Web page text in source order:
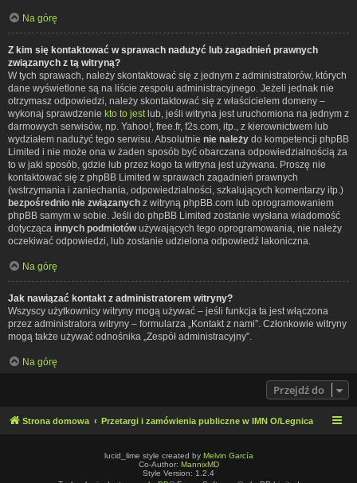
Na górę
Z kim się kontaktować w sprawach nadużyć lub zagadnień prawnych
związanych z tą witryną?
W tych sprawach, należy skontaktować się z jednym z administratorów, których
dane wyświetlone są na liście zespołu administracyjnego. Jeżeli jednak nie
otrzymasz odpowiedzi, należy skontaktować się z właścicielem domeny –
wykonaj sprawdzenie kto to jest lub, jeśli witryna jest uruchomiona na jednym z
darmowych serwisów, np. Yahoo!, free.fr, f2s.com, itp., z kierownictwem lub
wydziałem nadużyć tego serwisu. Absolutnie nie należy do kompetencji phpBB
Limited i nie może ona w żaden sposób być obarczana odpowiedzialnością za
to w jaki sposób, gdzie lub przez kogo ta witryna jest używana. Proszę nie
kontaktować się z phpBB Limited w sprawach zagadnień prawnych
(wstrzymania i zaniechania, odpowiedzialności, szkalujących komentarzy itp.)
bezpośrednio nie związanych z witryną phpBB.com lub oprogramowaniem
phpBB samym w sobie. Jeśli do phpBB Limited zostanie wysłana wiadomość
dotycząca innych podmiotówużywających tego oprogramowania, nie należy
oczekiwać odpowiedzi, lub zostanie udzielona odpowiedź lakoniczna.
Na górę
Jak nawiązać kontakt z administratorem witryny?
Wszyscy użytkownicy witryny mogą używać – jeśli funkcja ta jest włączona
przez administratora witryny – formularza „Kontakt z nami”. Członkowie witryny
mogą także używać odnośnika „Zespół administracyjny”.
Na górę
Przejdź do
Strona domowa Przetargi i zamówienia publiczne w IMN O/Legnica
lucid_lime style created by Melvin García
Co-Author: MannixMD
Style Version: 1.2.4